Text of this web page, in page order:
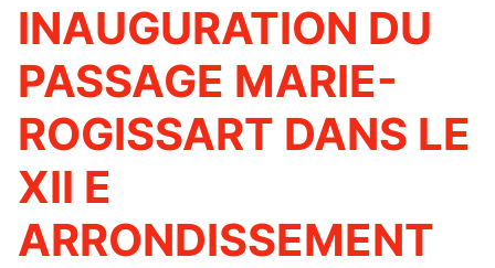
INAUGURATION DU
PASSAGE MARIE-
ROGISSART DANS LE
XII E
ARRONDISSEMENT